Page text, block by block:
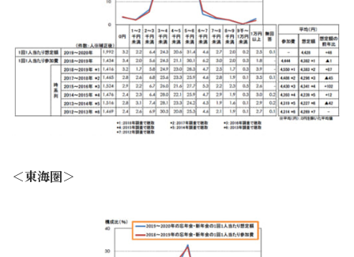
＜東海圏＞